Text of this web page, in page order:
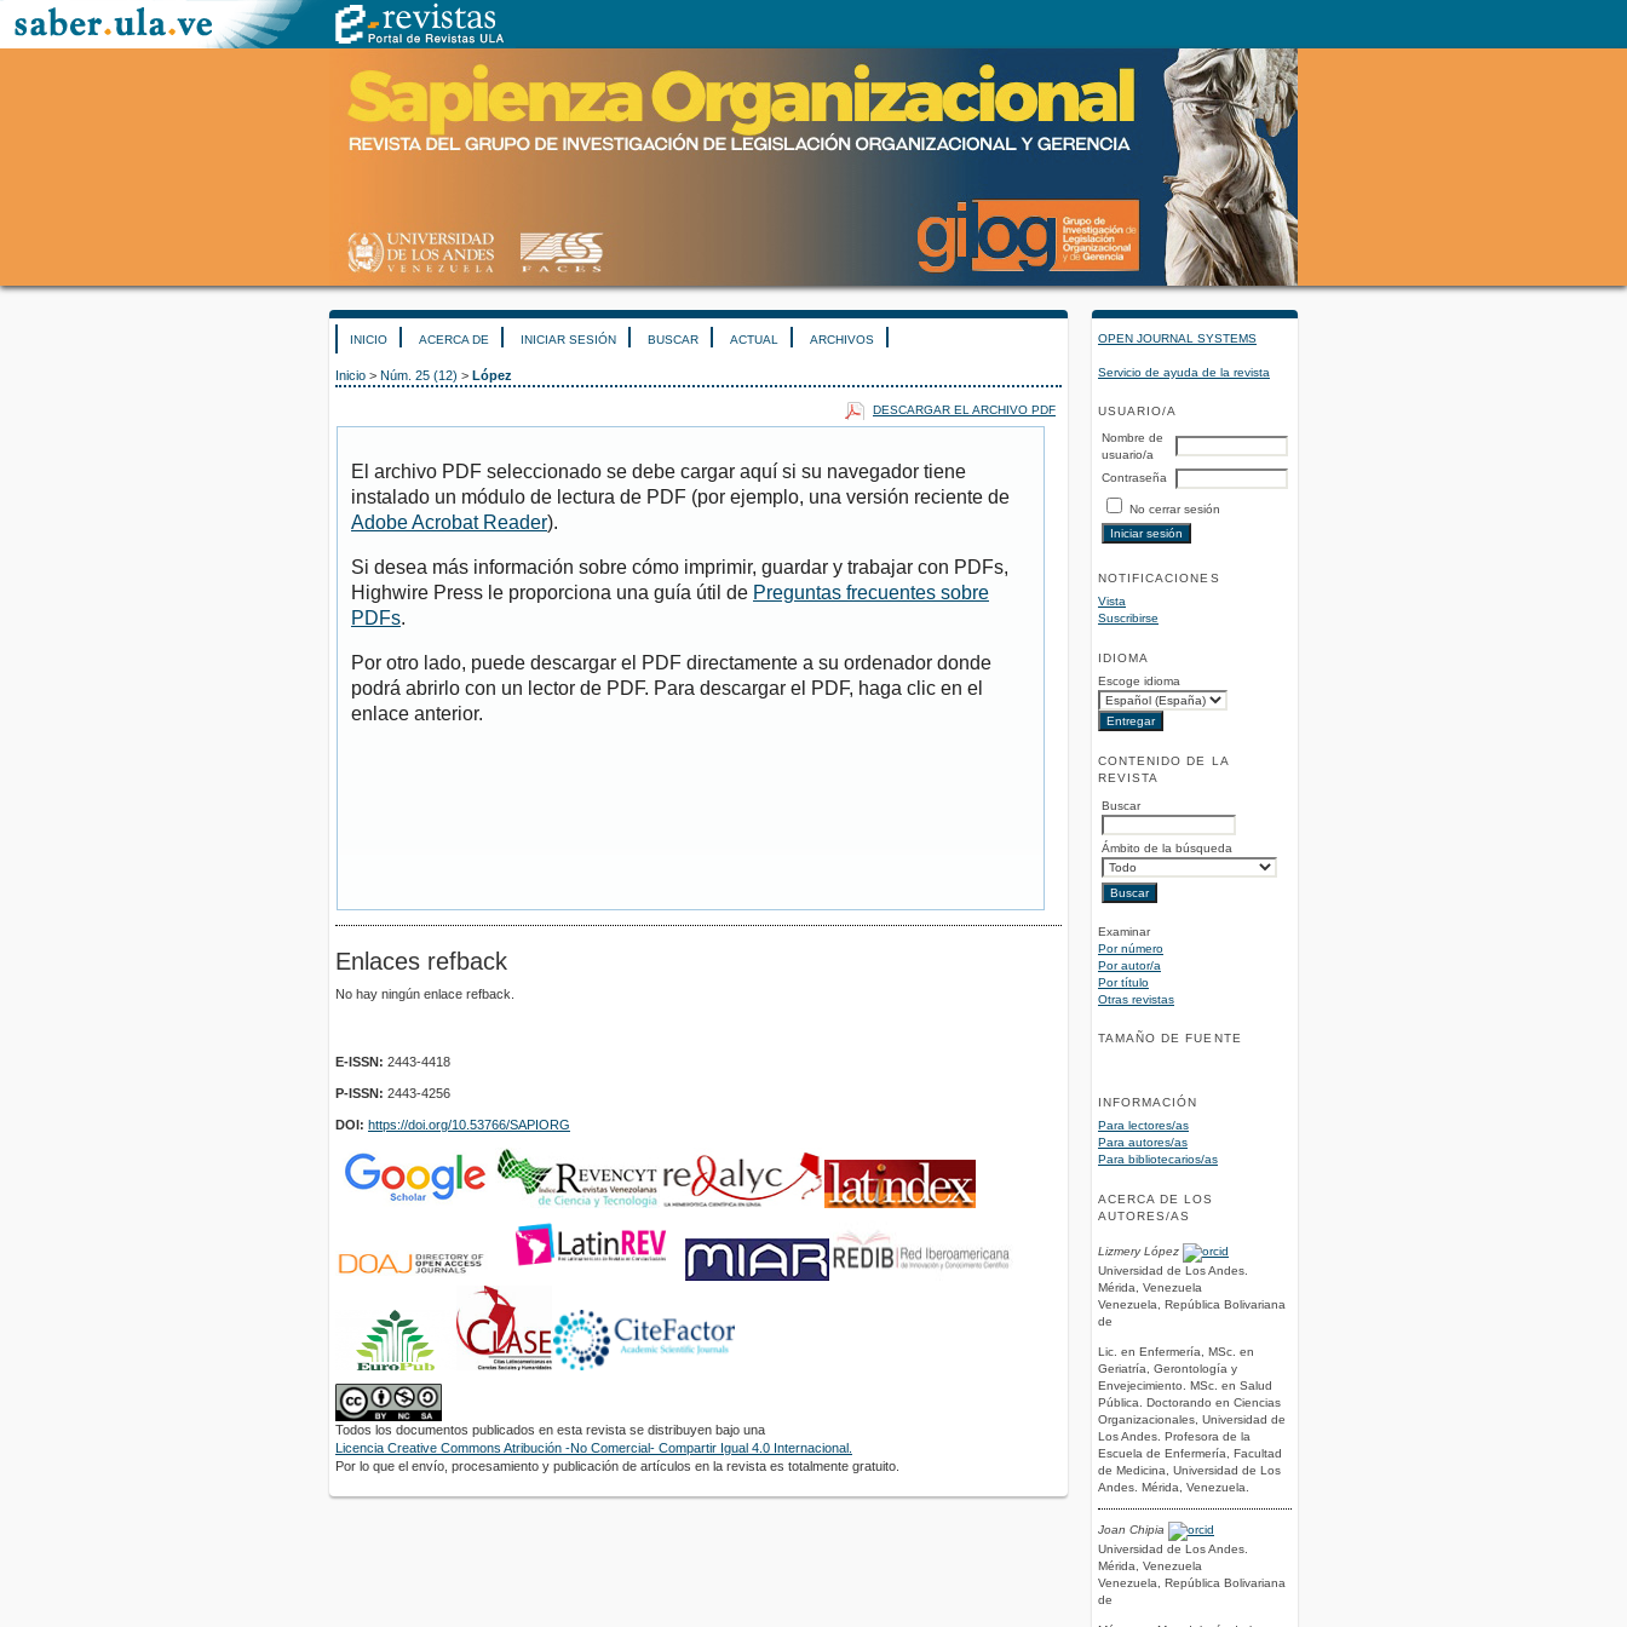
OPEN JOURNAL SYSTEMS
Servicio de ayuda de la revista
USUARIO/A
Nombre de
usuario/a
Contraseña
No cerrar sesión
NOTIFICACIONES
Vista
Suscribirse
IDIOMA
Escoge idioma
CONTENIDO DE LA
REVISTA
Buscar
Ámbito de la búsqueda
Examinar
Por número
Por autor/a
Por título
Otras revistas
TAMAÑO DE FUENTE
INFORMACIÓN
Para lectores/as
Para autores/as
Para bibliotecarios/as
ACERCA DE LOS
AUTORES/AS
Lizmery López
Universidad de Los Andes.
Mérida, Venezuela
Venezuela, República Bolivariana
de
Lic. en Enfermería, MSc. en
Geriatría, Gerontología y
Envejecimiento. MSc. en Salud
Pública. Doctorando en Ciencias
Organizacionales, Universidad de
Los Andes. Profesora de la
Escuela de Enfermería, Facultad
de Medicina, Universidad de Los
Andes. Mérida, Venezuela.
Joan Chipia
Universidad de Los Andes.
Mérida, Venezuela
Venezuela, República Bolivariana
de
INICIO ACERCA DE INICIAR SESIÓN BUSCAR ACTUAL ARCHIVOS
Inicio > Núm. 25 (12) > López
DESCARGAR EL ARCHIVO PDF
El archivo PDF seleccionado se debe cargar aquí si su navegador tiene
instalado un módulo de lectura de PDF (por ejemplo, una versión reciente de
Adobe Acrobat Reader).
Si desea más información sobre cómo imprimir, guardar y trabajar con PDFs,
Highwire Press le proporciona una guía útil de Preguntas frecuentes sobre
PDFs.
Por otro lado, puede descargar el PDF directamente a su ordenador donde
podrá abrirlo con un lector de PDF. Para descargar el PDF, haga clic en el
enlace anterior.
Enlaces refback
No hay ningún enlace refback.
E-ISSN: 2443-4418
P-ISSN: 2443-4256
DOI: https://doi.org/10.53766/SAPIORG
Todos los documentos publicados en esta revista se distribuyen bajo una
Licencia Creative Commons Atribución -No Comercial- Compartir Igual 4.0 Internacional.
Por lo que el envío, procesamiento y publicación de artículos en la revista es totalmente gratuito.